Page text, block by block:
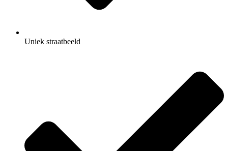
Uniek straatbeeld